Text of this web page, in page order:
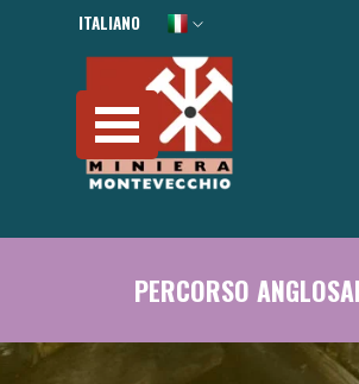
ITALIANO
ENGLISH
Salta menù
PERCORSO